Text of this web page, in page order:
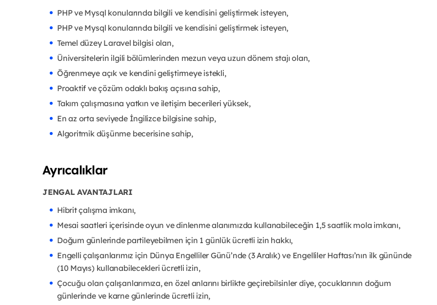
PHP ve Mysql konularında bilgili ve kendisini geliştirmek isteyen,
PHP ve Mysql konularında bilgili ve kendisini geliştirmek isteyen,
Temel düzey Laravel bilgisi olan,
Üniversitelerin ilgili bölümlerinden mezun veya uzun dönem stajı olan,
Öğrenmeye açık ve kendini geliştirmeye istekli,
Proaktif ve çözüm odaklı bakış açısına sahip,
Takım çalışmasına yatkın ve iletişim becerileri yüksek,
En az orta seviyede İngilizce bilgisine sahip,
Algoritmik düşünme becerisine sahip,
Ayrıcalıklar
JENGAL AVANTAJLARI
Hibrit çalışma imkanı,
Mesai saatleri içerisinde oyun ve dinlenme alanımızda kullanabileceğin 1,5 saatlik mola imkanı,
Doğum günlerinde partileyebilmen için 1 günlük ücretli izin hakkı,
Engelli çalışanlarımız için Dünya Engelliler Günü’nde (3 Aralık) ve Engelliler Haftası’nın ilk gününde
(10 Mayıs) kullanabilecekleri ücretli izin,
Çocuğu olan çalışanlarımıza, en özel anlarını birlikte geçirebilsinler diye, çocuklarının doğum
günlerinde ve karne günlerinde ücretli izin,